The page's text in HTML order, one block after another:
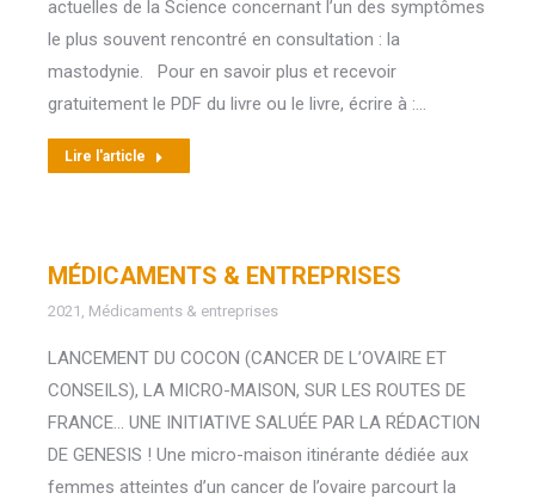
actuelles de la Science concernant l’un des symptômes
le plus souvent rencontré en consultation : la
mastodynie. Pour en savoir plus et recevoir
gratuitement le PDF du livre ou le livre, écrire à :…
Lire l'article
MÉDICAMENTS & ENTREPRISES
2021 Médicaments & entreprises
LANCEMENT DU COCON (CANCER DE L’OVAIRE ET
CONSEILS), LA MICRO-MAISON, SUR LES ROUTES DE
FRANCE… UNE INITIATIVE SALUÉE PAR LA RÉDACTION
DE GENESIS ! Une micro-maison itinérante dédiée aux
femmes atteintes d’un cancer de l’ovaire parcourt la